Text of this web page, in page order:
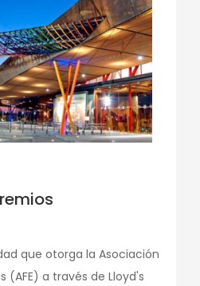
que otorga la Asociación
(AFE) a través de Lloyd's